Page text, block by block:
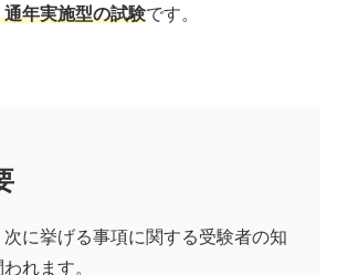
通年実施型の試験です。
に挙げる事項に関する受験者の知
れます。